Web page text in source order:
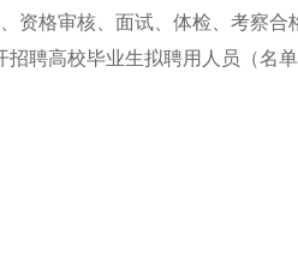
格审核、面试、体检、考察合
聘高校毕业生拟聘用人员（名